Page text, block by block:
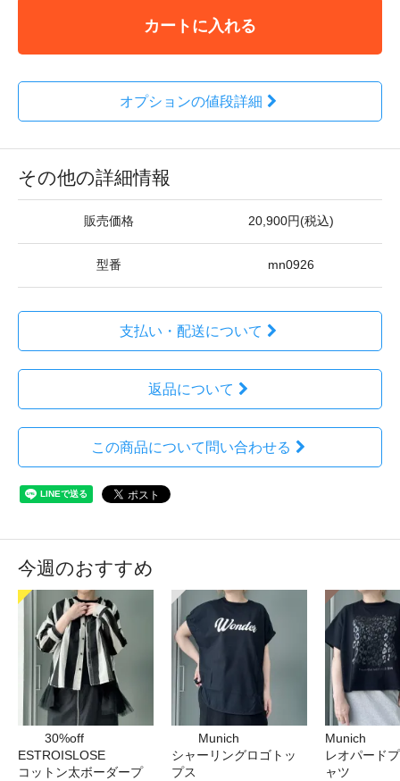
カートに入れる
オプションの値段詳細
その他の詳細情報
販売価格 20,900円(税込)
型番 mn0926
支払い・配送について
返品について
この商品について問い合わせる
今週のおすすめ
30%off
ESTROISLOSE
コットン太ボーダープ
Munich
シャーリングロゴトッ
プス
Munich
レオパード
ャツ